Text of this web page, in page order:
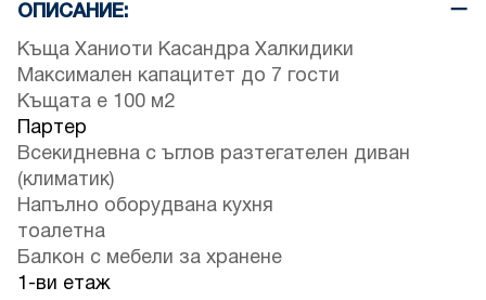
ОПИСАНИЕ:
Къща Ханиоти Касандра Халкидики
Максимален капацитет до 7 гости
Къщата е 100 м2
Партер
Всекидневна с ъглов разтегателен диван
(климатик)
Напълно оборудвана кухня
тоалетна
Балкон с мебели за хранене
1-ви етаж